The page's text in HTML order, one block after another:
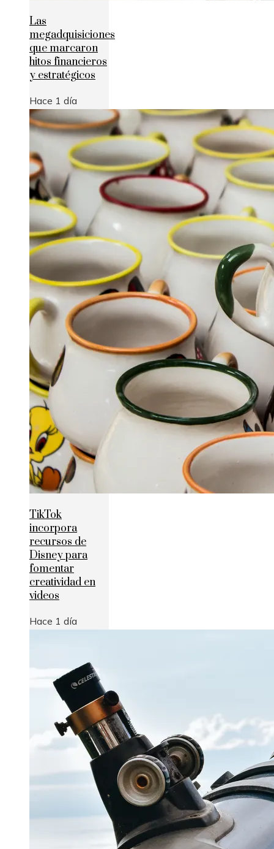
Las
megadquisiciones
que marcaron
hitos financieros
y estratégicos
Hace 1 día
TikTok
incorpora
recursos de
Disney para
fomentar
creatividad en
videos
Hace 1 día